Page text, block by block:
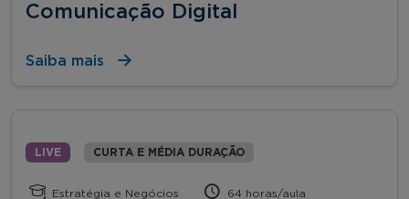
Comunicação Digital
Saiba mais
LIVE CURTA E MÉDIA DURAÇÃO
Estratégia e Negócios 64 horas/aula